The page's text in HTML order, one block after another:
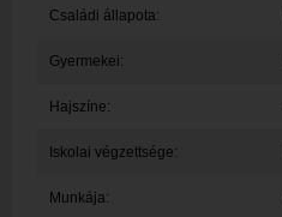
Családi állapota:
Gyermekei:
Hajszíne:
Iskolai végzettsége:
Munkája: